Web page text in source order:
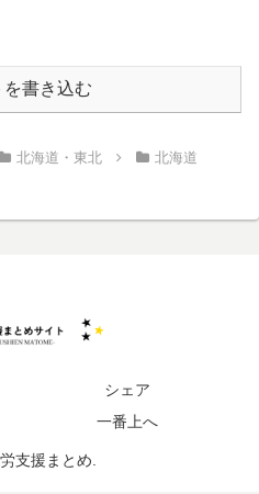
を書き込む
北海道・東北 北海道
シェア
一番上へ
支援まとめ.